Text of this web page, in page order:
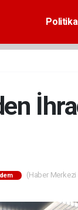
Politika
(Haber Merkezi